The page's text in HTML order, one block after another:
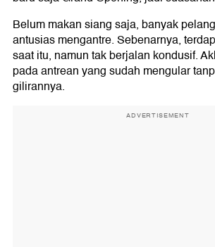
Belum makan siang saja, banyak
antusias mengantre. Sebenarnya,
saat itu, namun tak berjalan kondusif.
pada antrean yang sudah mengular
gilirannya.
ADVERTISEMENT